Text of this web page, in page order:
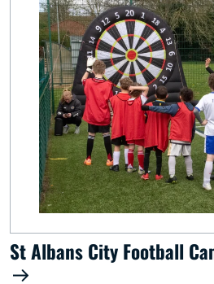
St Albans City Football